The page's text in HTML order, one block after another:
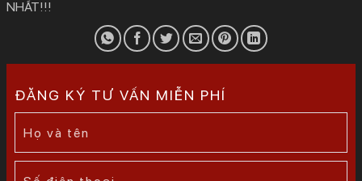
NHẤT!!!
ĐĂNG KÝ TƯ VẤN MIỄN PHÍ